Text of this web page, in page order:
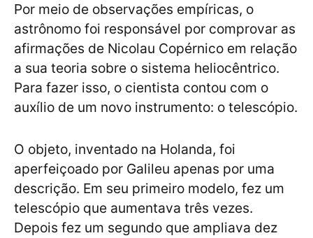
Por meio de observações empíricas, o
astrônomo foi responsável por comprovar as
afirmações de Nicolau Copérnico em relação
a sua teoria sobre o sistema heliocêntrico.
Para fazer isso, o cientista contou com o
auxílio de um novo instrumento: o telescópio.
O objeto, inventado na Holanda, foi
aperfeiçoado por Galileu apenas por uma
descrição. Em seu primeiro modelo, fez um
telescópio que aumentava três vezes.
Depois fez um segundo que ampliava dez